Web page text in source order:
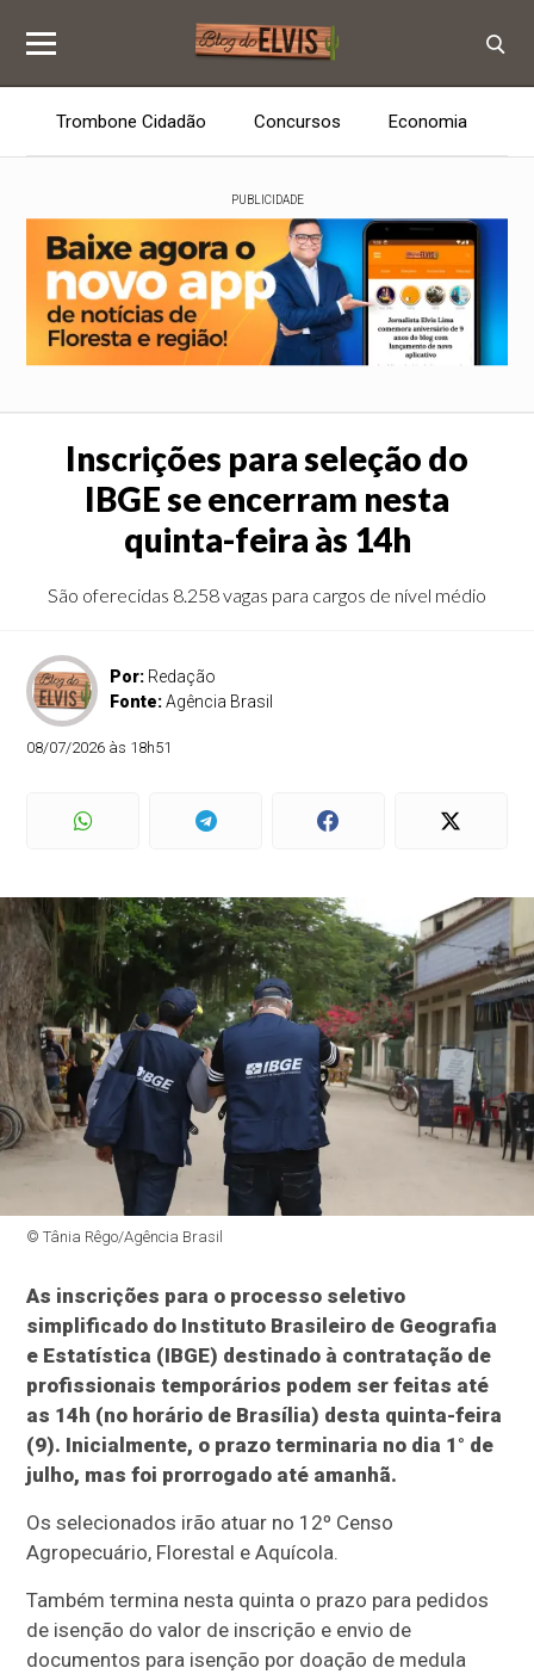
Trombone Cidadão Concursos Economia
PUBLICIDADE
Inscrições para seleção do
IBGE se encerram nesta
quinta-feira às 14h
São oferecidas 8.258 vagas para cargos de nível médio
Por: Redação
Fonte:Agência Brasil
08/07/2026 às 18h51
© Tânia Rêgo/Agência Brasil
As inscrições para o processo seletivo
simplificado do Instituto Brasileiro de Geografia
e Estatística (IBGE) destinado à contratação de
profissionais temporários podem ser feitas até
as 14h (no horário de Brasília) desta quinta-feira
(9). Inicialmente, o prazo terminaria no dia 1° de
julho, mas foi prorrogado até amanhã.
Os selecionados irão atuar no 12º Censo
Agropecuário, Florestal e Aquícola.
Também termina nesta quinta o prazo para pedidos
de isenção do valor de inscrição e envio de
documentos para isenção por doação de medula